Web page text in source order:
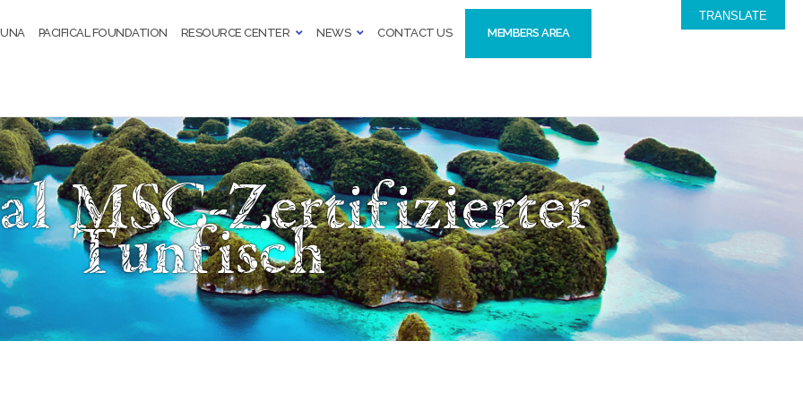
PACIFICAL FOUNDATION RESOURCE CENTER NEWS CONTACT US MEMBERS AREA
MSC-Zertifizierter
Tunfisch
TRANSLATE